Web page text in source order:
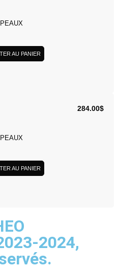
AU PANIER
284.00$
AU PANIER
2024,